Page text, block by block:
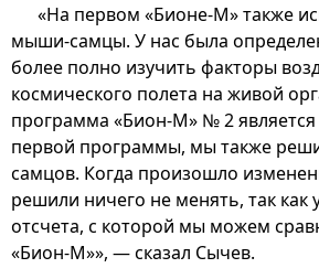
«На первом «Бионе-М» также
мыши-самцы. У нас была
более полно изучить факторы
космического полета на живой
программа «Бион-М» № 2
первой программы, мы также
самцов. Когда произошло
решили ничего не менять, так как
отсчета, с которой мы можем
«Бион-М»», — сказал Сычев.